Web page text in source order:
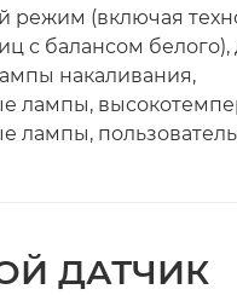
режим (включая
с балансом белого),
накаливания,
лампы,
лампы,
ДАТЧИК